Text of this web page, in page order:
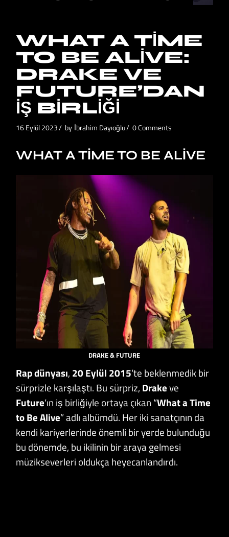
WHAT A TIME
TO BE ALIVE:
DRAKE VE
FUTURE’DAN
İŞ BIRLIĞI
16 Eylül 2023 by İbrahim Dayıoğlu 0 Comments
WHAT A TIME TO BE ALIVE
DRAKE & FUTURE
Rap dünyası, 20 Eylül 2015‘te beklenmedik bir
sürprizle karşılaştı. Bu sürpriz, Drakeve
Future‘ın iş birliğiyle ortaya çıkan “What a Time
to Be Alive” adlı albümdü. Her iki sanatçının da
kendi kariyerlerinde önemli bir yerde bulunduğu
bu dönemde, bu ikilinin bir araya gelmesi
müzikseverleri oldukça heyecanlandırdı.